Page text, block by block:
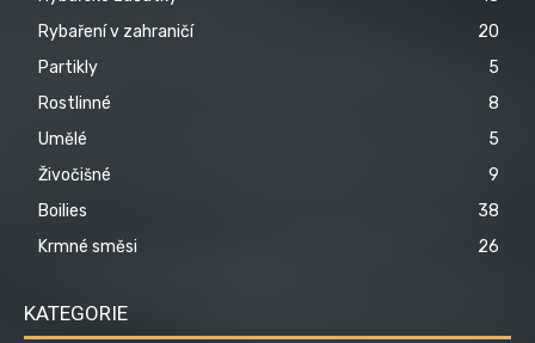
Rybaření v zahraničí
20
Partikly
5
Rostlinné
8
Umělé
5
Živočišné
9
Boilies
38
Krmné směsi
26
KATEGORIE